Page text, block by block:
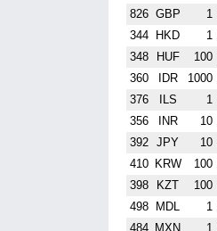
826 GBP 1
344 HKD 1
348 HUF 100
360 IDR 1000
376 ILS 1
356 INR 10
392 JPY 10
410 KRW 100
398 KZT 100
498 MDL 1
484 MXN 1